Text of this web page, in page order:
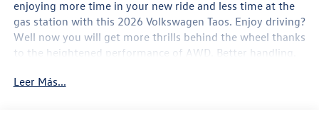
enjoying more time in your new ride and less time at the
gas station with this 2026 Volkswagen Taos. Enjoy driving?
Well now you will get more thrills behind the wheel thanks
to the heightened performance of AWD. Better handling.
combination with Pyrite Silver M exterior over Black
Leer Más...